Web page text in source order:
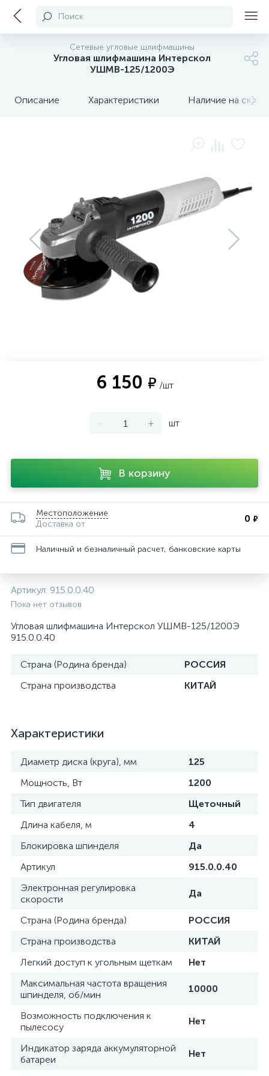
Поиск
Сетевые угловые шлифмашины
Угловая шлифмашина Интерскол
УШМВ-125/1200Э
Описание Характеристики Наличие на
6 150 ₽ /шт
- + шт
В корзину
Местоположение
Доставка от
0 ₽
Наличный и безналичный расчет, банковские карты
Артикул: 915.0.0.40
Пока нет отзывов
Угловая шлифмашина Интерскол УШМВ-125/1200Э
915.0.0.40
Страна (Родина бренда)
РОССИЯ
Страна производства
КИТАЙ
Характеристики
Диаметр диска (круга), мм
125
Мощность, Вт
1200
Тип двигателя
Щеточный
Длина кабеля, м
4
Блокировка шпинделя
Да
Артикул
915.0.0.40
Электронная регулировка
скорости
Да
Страна (Родина бренда)
РОССИЯ
Страна производства
КИТАЙ
Легкий доступ к угольным щеткам
Нет
Максимальная частота вращения
шпинделя, об/мин
10000
Возможность подключения к
пылесосу
Нет
Индикатор заряда аккумуляторной
батареи
Нет